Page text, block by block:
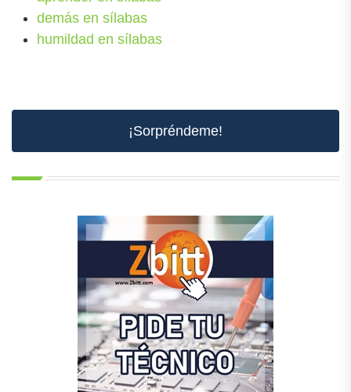
demás en sílabas
humildad en sílabas
¡Sorpréndeme!